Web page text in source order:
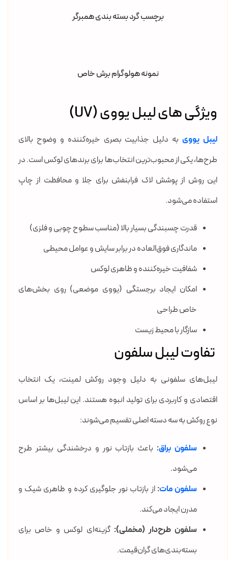
برچسب گرد بسته بندی همبرگر
نمونه هولوگرام برش خاص
ویژگی های لیبل یووی (UV)
لیبل یووی به دلیل جذابیت بصری خیره‌کننده و وضوح بالای
طرح‌ها، یکی از محبوب‌ترین انتخاب‌ها برای برندهای لوکس است. در
این روش از پوشش لاک فرابنفش برای جلا و محافظت از چاپ
استفاده می‌شود.
قدرت چسبندگی بسیار بالا (مناسب سطوح چوبی و فلزی)
ماندگاری فوق‌العاده در برابر سایش و عوامل محیطی
شفافیت خیره‌کننده و ظاهری لوکس
امکان ایجاد برجستگی (یووی موضعی) روی بخش‌های
خاص طراحی
سازگار با محیط زیست
تفاوت لیبل سلفون
لیبل‌های سلفونی به دلیل وجود روکش لمینت، یک انتخاب
اقتصادی و کاربردی برای تولید انبوه هستند. این لیبل‌ها بر اساس
نوع روکش به سه دسته اصلی تقسیم می‌شوند:
سلفون براق: باعث بازتاب نور و درخشندگی بیشتر طرح
می‌شود.
سلفون مات: از بازتاب نور جلوگیری کرده و ظاهری شیک و
مدرن ایجاد می‌کند.
سلفون طرح‌دار (مخملی): گزینه‌ای لوکس و خاص برای
بسته‌بندی‌های گران‌قیمت.